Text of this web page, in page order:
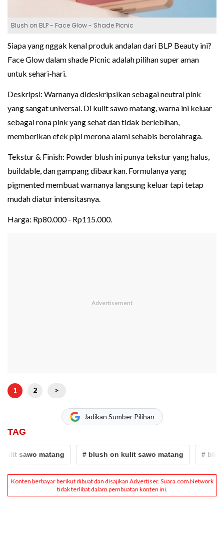
Blush on BLP - Face Glow - Shade Picnic
Siapa yang nggak kenal produk andalan dari BLP Beauty ini?
Face Glow dalam shade Picnic adalah pilihan super aman
untuk sehari-hari.
Deskripsi: Warnanya dideskripsikan sebagai neutral pink
yang sangat universal. Di kulit sawo matang, warna ini keluar
sebagai rona pink yang sehat dan tidak berlebihan,
memberikan efek pipi merona alami sehabis berolahraga.
Tekstur & Finish: Powder blush ini punya tekstur yang halus,
buildable, dan gampang dibaurkan. Formulanya yang
pigmented membuat warnanya langsung keluar tapi tetap
mudah diatur intensitasnya.
Harga: Rp80.000 - Rp115.000.
1 2 >
Jadikan Sumber Pilihan
TAG
sawo matang # blush on kulit sawo matang # blush